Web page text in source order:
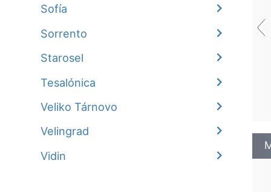
Sofía
Sorrento
Starosel
Tesalónica
Veliko Tárnovo
Velingrad
Vidin
‹